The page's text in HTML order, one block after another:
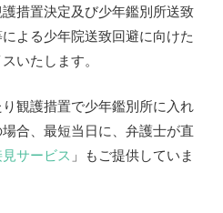
措置決定及び少年鑑別所送致
よる少年院送致回避に向けた
いたします。
観護措置で少年鑑別所に入れ
合、最短当日に、弁護士が直
サービス 」もご提供していま